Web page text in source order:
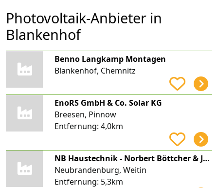
Photovoltaik-Anbieter in
Blankenhof
Benno Langkamp Montagen
Blankenhof, Chemnitz
EnoRS GmbH & Co. Solar KG
Breesen, Pinnow
Entfernung: 4,0km
NB Haustechnik - Norbert Böttcher & Jan Böttcher GbR Heizung- und Sanitärinstallation
Neubrandenburg, Weitin
Entfernung: 5,3km